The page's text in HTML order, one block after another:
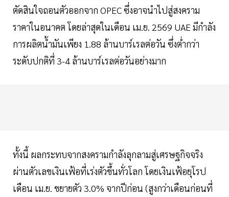
ตัดสินใจถอนตัวออกจาก OPEC ซึ่งอาจนำไปสู่สงคราม
ราคาในอนาคต โดยล่าสุดในเดือน เม.ย. 2569 UAE มีกำลัง
การผลิตน้ำมันเพียง 1.88 ล้านบาร์เรลต่อวัน ซึ่งต่ำกว่า
ระดับปกติที่ 3-4 ล้านบาร์เรลต่อวันอย่างมาก
ทั้งนี้ ผลกระทบจากสงครามกำลังลุกลามสู่เศรษฐกิจจริง
ผ่านตัวเลขเงินเฟ้อที่เร่งตัวขึ้นทั่วโลก โดยเงินเฟ้อยุโรป
เดือน เม.ย. ขยายตัว 3.0% จากปีก่อน (สูงกว่าเดือนก่อนที่